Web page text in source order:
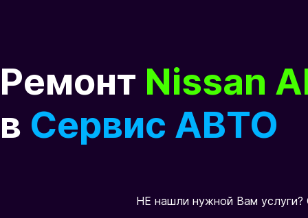
Ремонт Nissan
в Сервис АВТО
НЕ нашли нужной Вам услуги?